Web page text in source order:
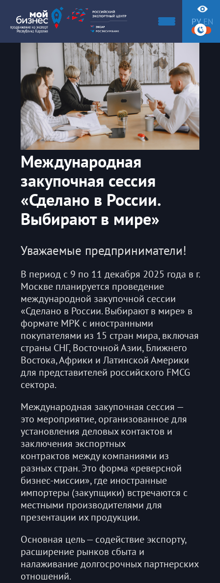
РУ EN
Международная
закупочная сессия
«Сделано в России.
Выбирают в мире»
Уважаемые предприниматели!
В период с 9 по 11 декабря 2025 года в г.
Москве планируется проведение
международной закупочной сессии
«Сделано в России. Выбирают в мире» в
формате МРК с иностранными
покупателями из 15 стран мира, включая
страны СНГ, Восточной Азии, Ближнего
Востока, Африки и Латинской Америки
для представителей российского FMCG
сектора.
Международная закупочная сессия —
это мероприятие, организованное для
установления деловых контактов и
заключения экспортных
контрактов между компаниями из
разных стран. Это форма «реверсной
бизнес-миссии», где иностранные
импортеры (закупщики) встречаются с
местными производителями для
презентации их продукции.
Основная цель — содействие экспорту,
расширение рынков сбыта и
налаживание долгосрочных партнерских
отношений.